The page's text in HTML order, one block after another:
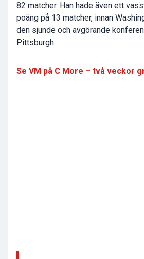
82 matcher. Han hade även ett
poäng på 13 matcher, innan
den sjunde och avgörande
Pittsburgh.
Se VM på C More – två veckor